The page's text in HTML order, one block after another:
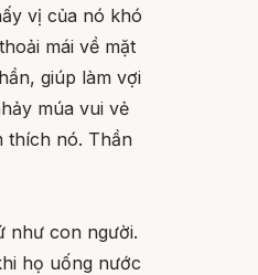
vị của nó khó
mái về mặt
giúp làm vợi
múa vui vẻ
thích nó. Thần
như con người.
họ uống nước